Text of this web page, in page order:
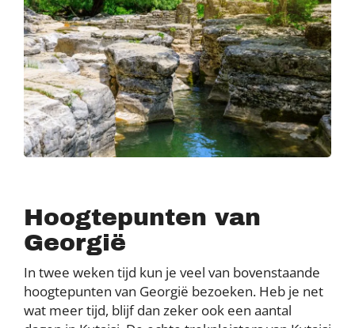
Hoogtepunten van
Georgië
In twee weken tijd kun je veel van bovenstaande
hoogtepunten van Georgië bezoeken. Heb je net
wat meer tijd, blijf dan zeker ook een aantal